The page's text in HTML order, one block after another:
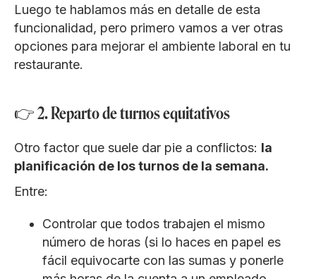
Luego te hablamos más en detalle de esta
funcionalidad, pero primero vamos a ver otras
opciones para mejorar el ambiente laboral en tu
restaurante.
👉 2. Reparto de turnos equitativos
Otro factor que suele dar pie a conflictos: la
planificación de los turnos de la semana.
Entre:
Controlar que todos trabajen el mismo
número de horas (si lo haces en papel es
fácil equivocarte con las sumas y ponerle